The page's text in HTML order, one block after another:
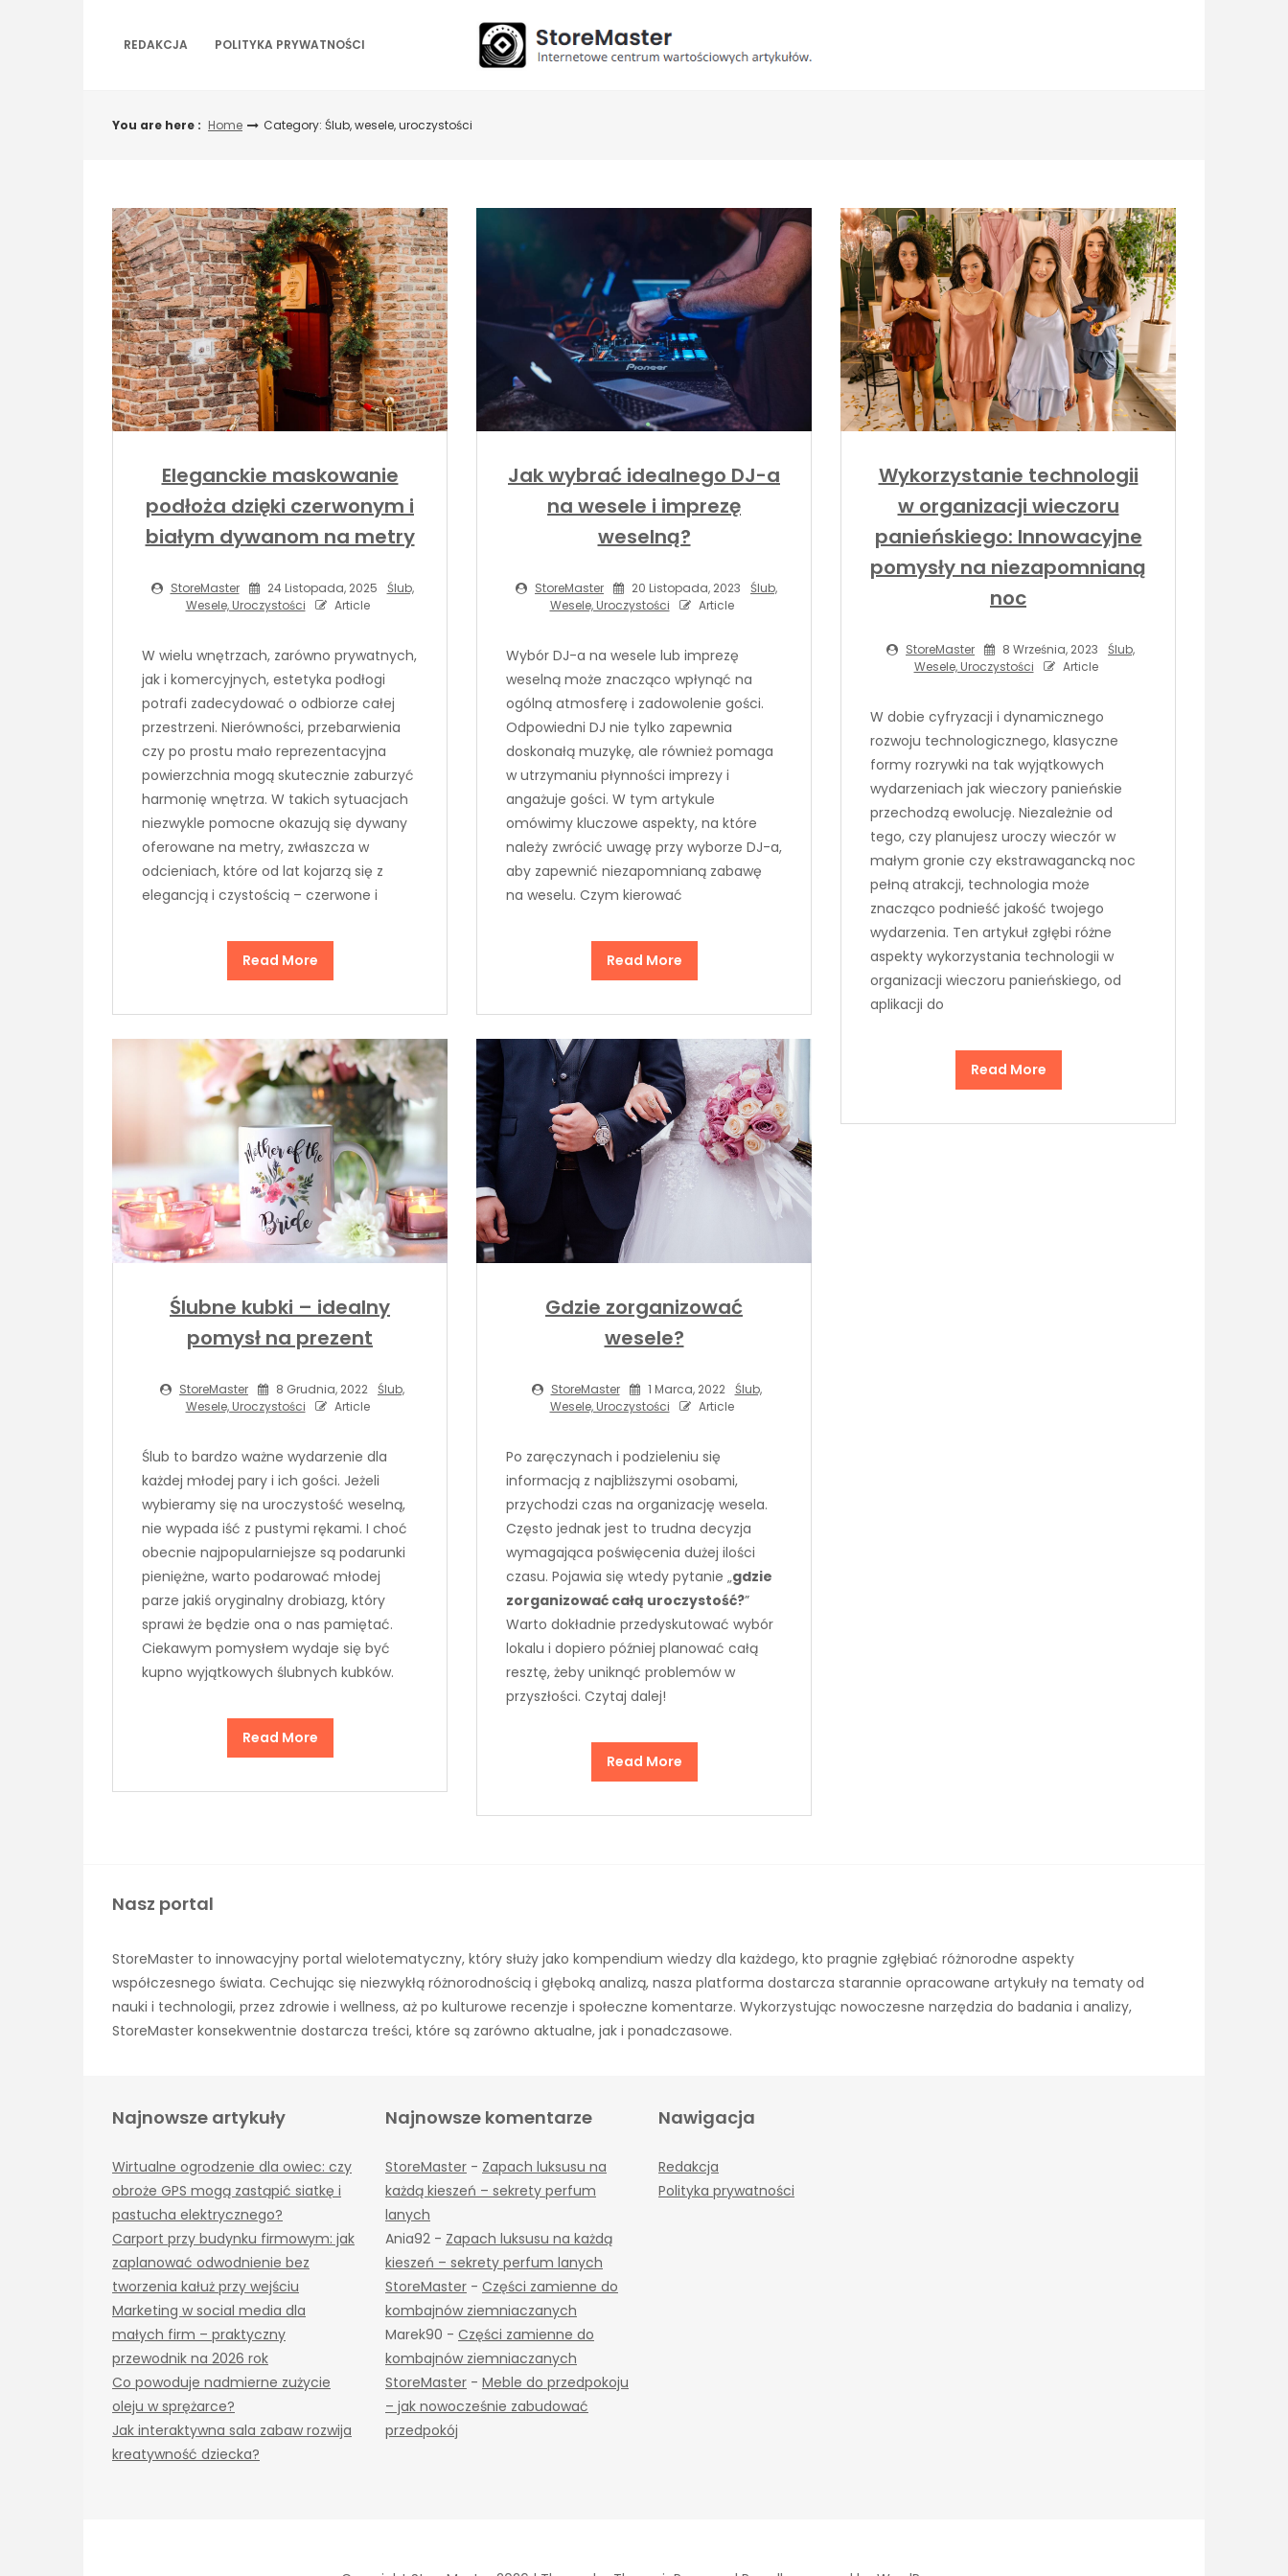
REDAKCJA POLITYKA PRYWATNOŚCI
You are here : Home Category: Ślub, wesele, uroczystości
Eleganckie maskowanie
podłoża dzięki czerwonym i
białym dywanom na metry
StoreMaster 24 Listopada, 2025
Ślub,
Wesele, Uroczystości
Article
W wielu wnętrzach, zarówno prywatnych,
jak i komercyjnych, estetyka podłogi
potrafi zadecydować o odbiorze całej
przestrzeni. Nierówności, przebarwienia
czy po prostu mało reprezentacyjna
powierzchnia mogą skutecznie zaburzyć
harmonię wnętrza. W takich sytuacjach
niezwykle pomocne okazują się dywany
oferowane na metry, zwłaszcza w
odcieniach, które od lat kojarzą się z
elegancją i czystością – czerwone i
Read More
Jak wybrać idealnego DJ-a
na wesele i imprezę
weselną?
StoreMaster 20 Listopada, 2023
Ślub,
Wesele, Uroczystości
Article
Wybór DJ-a na wesele lub imprezę
weselną może znacząco wpłynąć na
ogólną atmosferę i zadowolenie gości.
Odpowiedni DJ nie tylko zapewnia
doskonałą muzykę, ale również pomaga
w utrzymaniu płynności imprezy i
angażuje gości. W tym artykule
omówimy kluczowe aspekty, na które
należy zwrócić uwagę przy wyborze DJ-a,
aby zapewnić niezapomnianą zabawę
na weselu. Czym kierować
Read More
Wykorzystanie technologii
w organizacji wieczoru
panieńskiego: Innowacyjne
pomysły na niezapomnianą
noc
StoreMaster 8 Września, 2023
Ślub,
Wesele, Uroczystości
Article
W dobie cyfryzacji i dynamicznego
rozwoju technologicznego, klasyczne
formy rozrywki na tak wyjątkowych
wydarzeniach jak wieczory panieńskie
przechodzą ewolucję. Niezależnie od
tego, czy planujesz uroczy wieczór w
małym gronie czy ekstrawagancką noc
pełną atrakcji, technologia może
znacząco podnieść jakość twojego
wydarzenia. Ten artykuł zgłębi różne
aspekty wykorzystania technologii w
organizacji wieczoru panieńskiego, od
aplikacji do
Read More
Ślubne kubki – idealny
pomysł na prezent
StoreMaster 8 Grudnia, 2022 Ślub,
Wesele, Uroczystości
Article
Ślub to bardzo ważne wydarzenie dla
każdej młodej pary i ich gości. Jeżeli
wybieramy się na uroczystość weselną,
nie wypada iść z pustymi rękami. I choć
obecnie najpopularniejsze są podarunki
pieniężne, warto podarować młodej
parze jakiś oryginalny drobiazg, który
sprawi że będzie ona o nas pamiętać.
Ciekawym pomysłem wydaje się być
kupno wyjątkowych ślubnych kubków.
Read More
Gdzie zorganizować
wesele?
StoreMaster 1 Marca, 2022
Ślub,
Wesele, Uroczystości
Article
Po zaręczynach i podzieleniu się
informacją z najbliższymi osobami,
przychodzi czas na organizację wesela.
Często jednak jest to trudna decyzja
wymagająca poświęcenia dużej ilości
czasu. Pojawia się wtedy pytanie „gdzie
zorganizować całą uroczystość?”
Warto dokładnie przedyskutować wybór
lokalu i dopiero później planować całą
resztę, żeby uniknąć problemów w
przyszłości. Czytaj dalej!
Read More
Nasz portal
StoreMaster to innowacyjny portal wielotematyczny, który służy jako kompendium wiedzy dla każdego, kto pragnie zgłębiać różnorodne aspekty
współczesnego świata. Cechując się niezwykłą różnorodnością i głęboką analizą, nasza platforma dostarcza starannie opracowane artykuły na tematy od
nauki i technologii, przez zdrowie i wellness, aż po kulturowe recenzje i społeczne komentarze. Wykorzystując nowoczesne narzędzia do badania i analizy,
StoreMaster konsekwentnie dostarcza treści, które są zarówno aktualne, jak i ponadczasowe.
Najnowsze artykuły
Wirtualne ogrodzenie dla owiec: czy
obroże GPS mogą zastąpić siatkę i
pastucha elektrycznego?
Carport przy budynku firmowym: jak
zaplanować odwodnienie bez
tworzenia kałuż przy wejściu
Marketing w social media dla
małych firm – praktyczny
przewodnik na 2026 rok
Co powoduje nadmierne zużycie
oleju w sprężarce?
Jak interaktywna sala zabaw rozwija
kreatywność dziecka?
Najnowsze komentarze
StoreMaster - Zapach luksusu na
każdą kieszeń – sekrety perfum
lanych
Ania92 - Zapach luksusu na każdą
kieszeń – sekrety perfum lanych
StoreMaster - Części zamienne do
kombajnów ziemniaczanych
Marek90 - Części zamienne do
kombajnów ziemniaczanych
StoreMaster - Meble do przedpokoju
– jak nowocześnie zabudować
przedpokój
Nawigacja
Redakcja
Polityka prywatności